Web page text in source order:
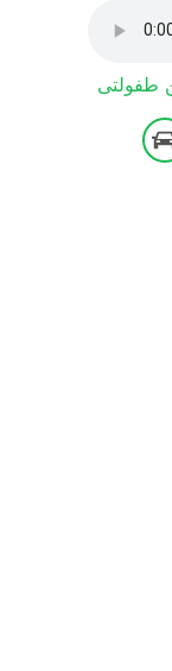
طفولتى